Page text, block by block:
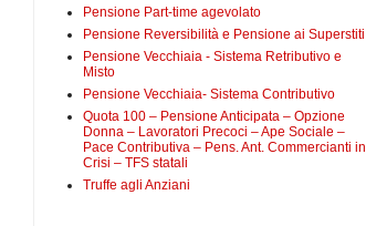
Pensione Part-time agevolato
Pensione Reversibilità e Pensione ai Superstiti
Pensione Vecchiaia - Sistema Retributivo e
Misto
Pensione Vecchiaia- Sistema Contributivo
Quota 100 – Pensione Anticipata – Opzione
Donna – Lavoratori Precoci – Ape Sociale –
Pace Contributiva – Pens. Ant. Commercianti in
Crisi – TFS statali
Truffe agli Anziani